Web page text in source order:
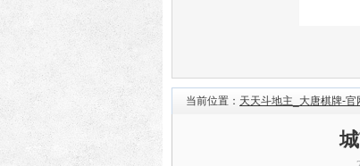
当前位置： 天天斗地主_大唐棋牌-官